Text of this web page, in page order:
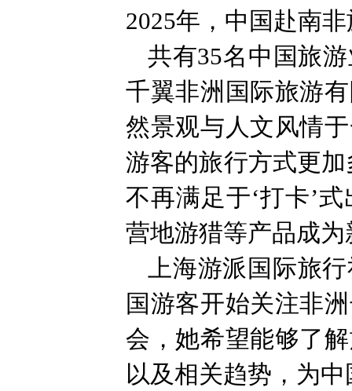
2025年，中国赴南
共有35名中国旅
千翼非洲国际旅游
然景观与人文风情
游客的旅行方式更
不再满足于‘打卡’
营地游猎等产品成为
上海游派国际旅
国游客开始关注非
会，她希望能够了
以及相关趋势，为